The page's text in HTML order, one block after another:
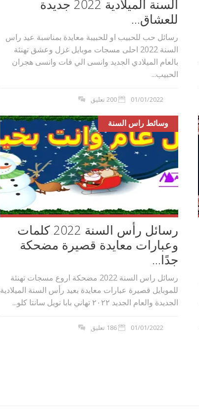
السنة الميلادية 2022 جديدة
للعشاق...
رسائل حب للحبيب او للحبيبة معايدة بمناسبة عيد راس
السنة 2022 احلى مسجات موبايل غزل وعشق تهنئة
بالعام الميلادي الجديد وانسى الي فات وانسى هجران
الحبيب...
01/01/2022 200 تعليق
وسائط راس السنة
رسائل رأس السنة 2022 كلمات
وعبارات معايدة قصيرة مضحكة
جدًا...
رسائل راس السنة 2022 مضحكة اروع مسجات تهنئة
للموبايل قصيرة عبارات معايدة بعيد رأس السنة الميلادية
الجديدة والعام الجديد ٢٠٢٢ تهاني بابا نويل سانتا كلو...
01/01/2022 186 تعليق